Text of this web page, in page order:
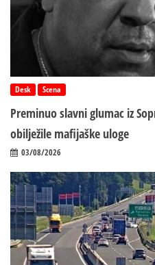
Desk Scena
Preminuo slavni glumac iz
obilježile mafijaške uloge
03/08/2026